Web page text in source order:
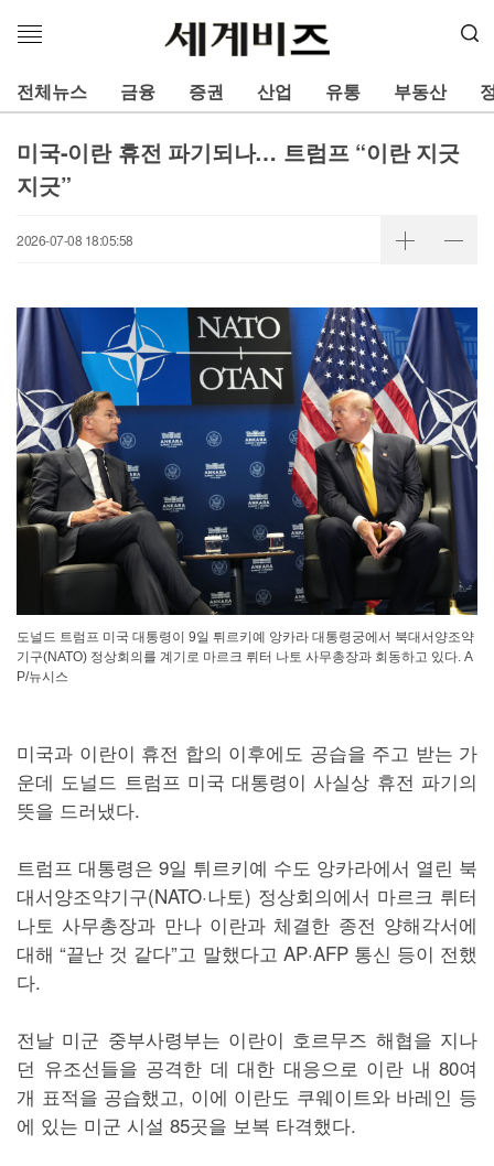
메
열
기
전체뉴스 금융 증권 산업 유통 부동산
미국-이란 휴전 파기되나… 트럼프 “이란 지긋
지긋”
2026-07-08 18:05:58
도널드 트럼프 미국 대통령이 9일 튀르키예 앙카라 대통령궁에서 북대서양조약
기구(NATO) 정상회의를 계기로 마르크 뤼터 나토 사무총장과 회동하고 있다. A
P/뉴시스
미국과 이란이 휴전 합의 이후에도 공습을 주고 받는 가
운데 도널드 트럼프 미국 대통령이 사실상 휴전 파기의
뜻을 드러냈다.
트럼프 대통령은 9일 튀르키예 수도 앙카라에서 열린 북
대서양조약기구(NATO·나토) 정상회의에서 마르크 뤼터
나토 사무총장과 만나 이란과 체결한 종전 양해각서에
대해 “끝난 것 같다”고 말했다고 AP·AFP 통신 등이 전했
다.
전날 미군 중부사령부는 이란이 호르무즈 해협을 지나
던 유조선들을 공격한 데 대한 대응으로 이란 내 80여
개 표적을 공습했고, 이에 이란도 쿠웨이트와 바레인 등
에 있는 미군 시설 85곳을 보복 타격했다.